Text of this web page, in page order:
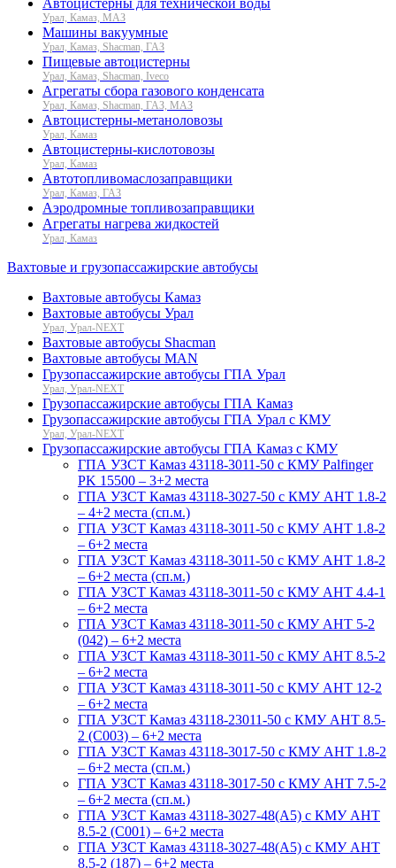
Автоцистерны для технической воды
Урал, Камаз, МАЗ
Машины вакуумные
Урал, Камаз, Shacman, ГАЗ
Пищевые автоцистерны
Урал, Камаз, Shacman, Iveco
Агрегаты сбора газового конденсата
Урал, Камаз, Shacman, ГАЗ, МАЗ
Автоцистерны-метаноловозы
Урал, Камаз
Автоцистерны-кислотовозы
Урал, Камаз
Автотопливомаслозаправщики
Урал, Камаз, ГАЗ
Аэродромные топливозаправщики
Агрегаты нагрева жидкостей
Урал, Камаз
Вахтовые и грузопассажирские автобусы
Вахтовые автобусы Камаз
Вахтовые автобусы Урал
Урал, Урал-NEXT
Вахтовые автобусы Shacman
Вахтовые автобусы MAN
Грузопассажирские автобусы ГПА Урал
Урал, Урал-NEXT
Грузопассажирские автобусы ГПА Камаз
Грузопассажирские автобусы ГПА Урал с КМУ
Урал, Урал-NEXT
Грузопассажирские автобусы ГПА Камаз с КМУ
ГПА УЗСТ Камаз 43118-3011-50 с КМУ Palfinger
PK 15500 – 3+2 места
ГПА УЗСТ Камаз 43118-3027-50 с КМУ АНТ 1.8-2
– 4+2 места (сп.м.)
ГПА УЗСТ Камаз 43118-3011-50 с КМУ АНТ 1.8-2
– 6+2 места
ГПА УЗСТ Камаз 43118-3011-50 с КМУ АНТ 1.8-2
– 6+2 места (сп.м.)
ГПА УЗСТ Камаз 43118-3011-50 с КМУ АНТ 4.4-1
– 6+2 места
ГПА УЗСТ Камаз 43118-3011-50 с КМУ АНТ 5-2
(042) – 6+2 места
ГПА УЗСТ Камаз 43118-3011-50 с КМУ АНТ 8.5-2
– 6+2 места
ГПА УЗСТ Камаз 43118-3011-50 с КМУ АНТ 12-2
– 6+2 места
ГПА УЗСТ Камаз 43118-23011-50 с КМУ АНТ 8.5-
2 (С003) – 6+2 места
ГПА УЗСТ Камаз 43118-3017-50 с КМУ АНТ 1.8-2
– 6+2 места (сп.м.)
ГПА УЗСТ Камаз 43118-3017-50 с КМУ АНТ 7.5-2
– 6+2 места (сп.м.)
ГПА УЗСТ Камаз 43118-3027-48(A5) с КМУ АНТ
8.5-2 (С001) – 6+2 места
ГПА УЗСТ Камаз 43118-3027-48(A5) с КМУ АНТ
8.5-2 (187) – 6+2 места